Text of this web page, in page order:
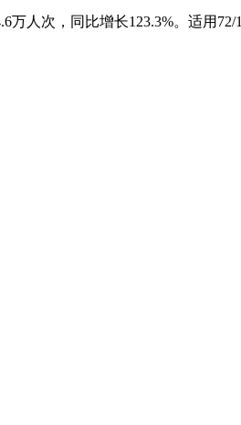
人次，同比增长123.3%。适用